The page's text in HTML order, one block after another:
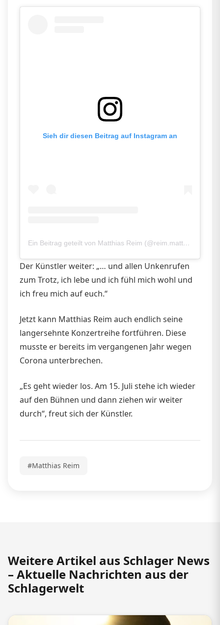
Sieh dir diesen Beitrag auf Instagram an
Ein Beitrag geteilt von Matthias Reim (@reim.matthias)
Der Künstler weiter: „… und allen Unkenrufen
zum Trotz, ich lebe und ich fühl mich wohl und
ich freu mich auf euch.“
Jetzt kann Matthias Reim auch endlich seine
langersehnte Konzertreihe fortführen. Diese
musste er bereits im vergangenen Jahr wegen
Corona unterbrechen.
„Es geht wieder los. Am 15. Juli stehe ich wieder
auf den Bühnen und dann ziehen wir weiter
durch“, freut sich der Künstler.
#Matthias Reim
Weitere Artikel aus Schlager News
– Aktuelle Nachrichten aus der
Schlagerwelt